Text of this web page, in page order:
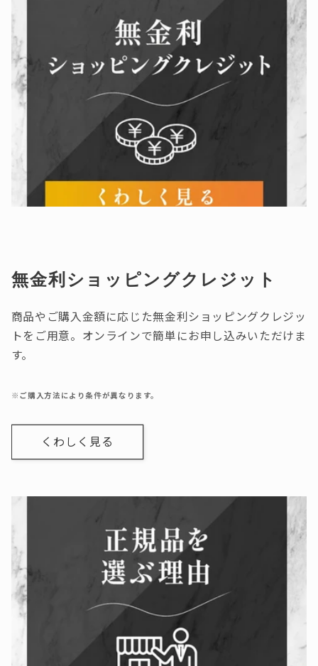
無金利ショッピングクレジット
商品やご購入金額に応じた無金利ショッピングクレジッ
トをご用意。オンラインで簡単にお申し込みいただけま
す。
※ご購入方法により条件が異なります。
くわしく見る